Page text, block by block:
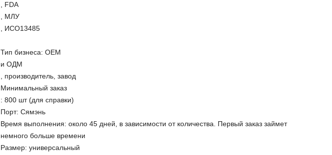
, FDA
, МЛУ
, ИСО13485
Тип бизнеса: ОЕМ
и ОДМ
, производитель, завод
Минимальный заказ
: 800 шт (для справки)
Порт: Сямэнь
Время выполнения: около 45 дней, в зависимости от количества. Первый заказ займет
немного больше времени
Размер: универсальный